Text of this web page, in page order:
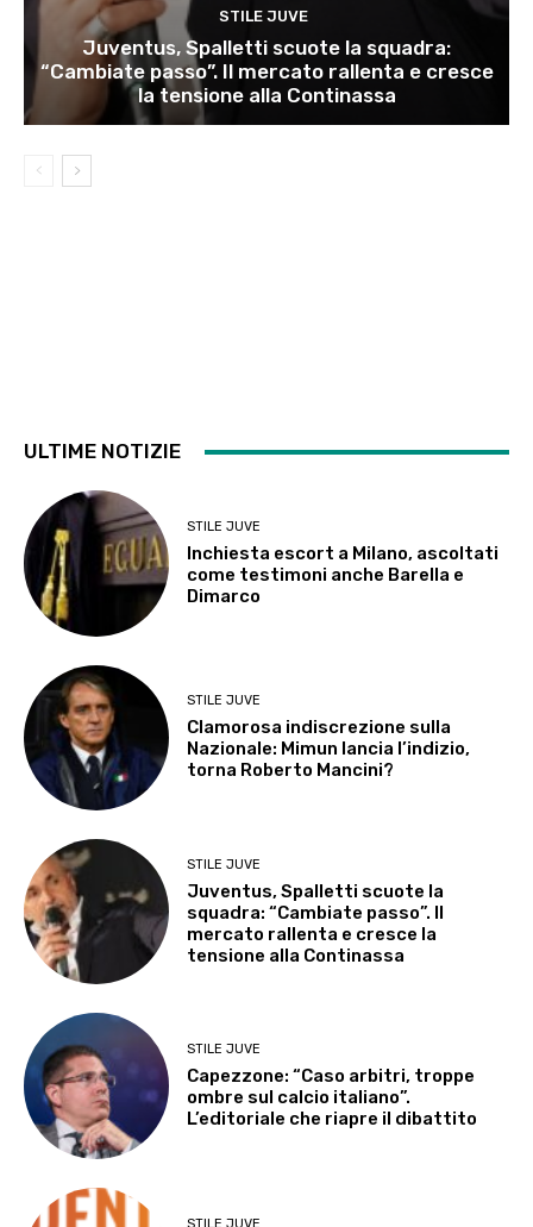
STILE JUVE
Juventus, Spalletti scuote la squadra:
“Cambiate passo”. Il mercato rallenta e cresce
la tensione alla Continassa
ULTIME NOTIZIE
STILE JUVE
Inchiesta escort a Milano, ascoltati
come testimoni anche Barella e
Dimarco
STILE JUVE
Clamorosa indiscrezione sulla
Nazionale: Mimun lancia l’indizio,
torna Roberto Mancini?
STILE JUVE
Juventus, Spalletti scuote la
squadra: “Cambiate passo”. Il
mercato rallenta e cresce la
tensione alla Continassa
STILE JUVE
Capezzone: “Caso arbitri, troppe
ombre sul calcio italiano”.
L’editoriale che riapre il dibattito
STILE JUVE